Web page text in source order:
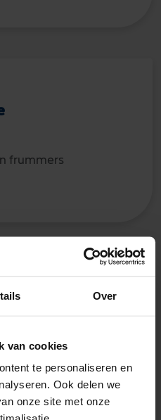
Over
van cookies
te personaliseren en
Ook delen we
onze site met onze
frummers